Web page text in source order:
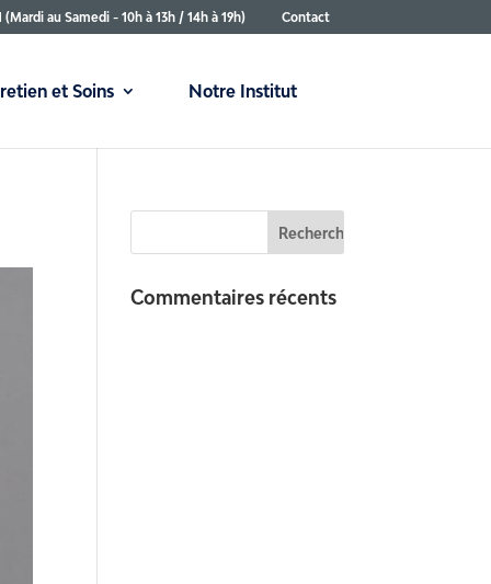
(Mardi au Samedi - 10h à 13h / 14h à 19h) Contact
et Soins Notre Institut
Commentaires récents